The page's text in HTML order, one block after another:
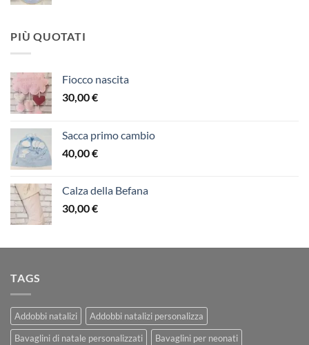
PIÙ QUOTATI
Fiocco nascita
30,00€
Sacca primo cambio
40,00€
Calza della Befana
30,00€
TAGS
Addobbi natalizi
Addobbi natalizi personalizza
Bavaglini di natale personalizzati
Bavaglini per neonati